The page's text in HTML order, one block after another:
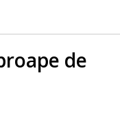
de